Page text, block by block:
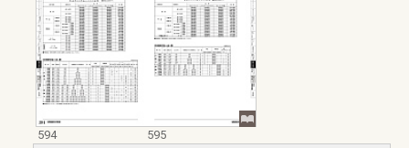
594
595